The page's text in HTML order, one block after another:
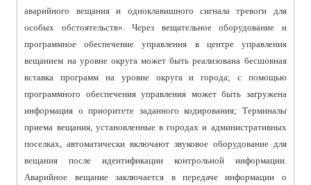
аварийного вещания и одноклавишного сигнала тревоги для
особых обстоятельств». Через вещательное оборудование и
программное обеспечение управления в центре управления
вещанием на уровне округа может быть реализована бесшовная
вставка программ на уровне округа и города; с помощью
программного обеспечения управления может быть загружена
информация о приоритете заданного кодирования; Терминалы
приема вещания, установленные в городах и административных
поселках, автоматически включают звуковое оборудование для
вещания после идентификации контрольной информации.
Аварийное вещание заключается в передаче информации о